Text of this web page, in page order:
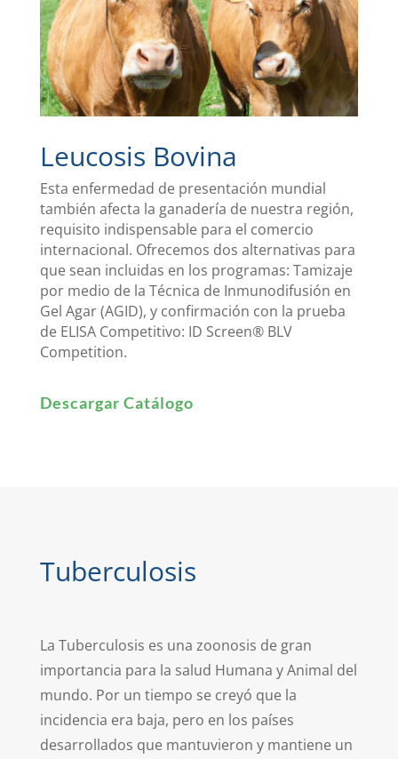
Leucosis Bovina
Esta enfermedad de presentación mundial
también afecta la ganadería de nuestra región,
requisito indispensable para el comercio
internacional. Ofrecemos dos alternativas para
que sean incluidas en los programas: Tamizaje
por medio de la Técnica de Inmunodifusión en
Gel Agar (AGID), y confirmación con la prueba
de ELISA Competitivo: ID Screen® BLV
Competition.
Descargar Catálogo
Tuberculosis
La Tuberculosis es una zoonosis de gran
importancia para la salud Humana y Animal del
mundo. Por un tiempo se creyó que la
incidencia era baja, pero en los países
desarrollados que mantuvieron y mantiene un